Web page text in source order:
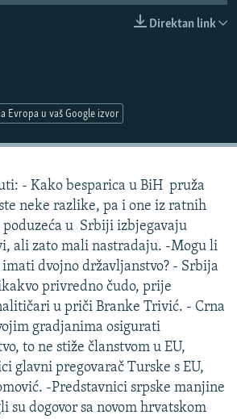
U BIH
Direktan link
Evropa u vaš Google izvor
- Kako besparica u BiH pruža
neke razlike, pa i one iz ratnih
u Srbiji izbjegavaju
ali zato mali nastradaju. -Mogu li
dvojno državljanstvo? - Srbija
privredno čudo, prije
u priči Branke Trivić. - Crna
gradjanima osigurati
to ne stiže članstvom u EU,
glavni pregovarač Turske s EU,
-Predstavnici srpske manjine
su dogovor sa novom hrvatskom